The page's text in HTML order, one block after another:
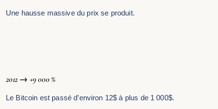
Une hausse massive du prix se produit.
2012 → +9 000 %
Le Bitcoin est passé d’environ 12$ à plus de 1 000$.